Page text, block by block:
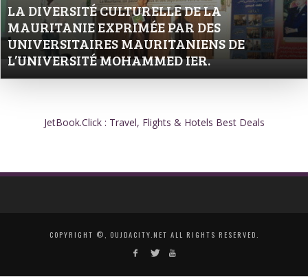
LA DIVERSITÉ CULTURELLE DE LA
MAURITANIE EXPRIMÉE PAR DES
UNIVERSITAIRES MAURITANIENS DE
L’UNIVERSITÉ MOHAMMED IER.
JetBook.Click : Travel, Flights & Hotels Best Deals
COPYRIGHT ©, OUJDACITY.NET ALL RIGHTS RESERVED.